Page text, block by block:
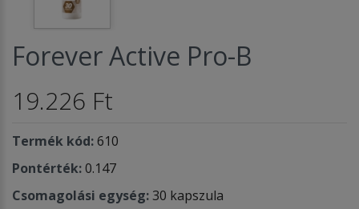
Forever Active Pro-B
19.226 Ft
Termék kód:610
Pontérték:0.147
Csomagolási egység:30 kapszula